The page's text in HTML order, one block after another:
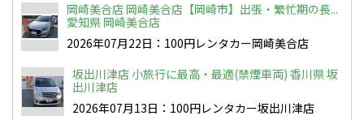
岡崎美合店 岡崎美合店【岡崎市】出張・繁忙期の長...
愛知県 岡崎美合店
2026年07月22日：100円レンタカー岡崎美合店
坂出川津店 小旅行に最高・最適(禁煙車両) 香川県 坂
出川津店
2026年07月13日：100円レンタカー坂出川津店